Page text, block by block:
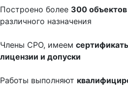
Построено более 300 объектов
различного назначения
Члены СРО, имеем
лицензии и допуски
Работы выполняют